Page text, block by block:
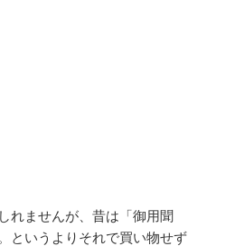
れませんが、昔は「御用聞
というよりそれで買い物せず